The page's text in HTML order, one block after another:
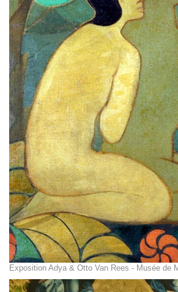
Exposition Adya & Otto Van Rees - Musée de